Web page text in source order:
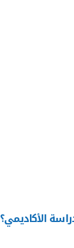
الأكاديمي؟